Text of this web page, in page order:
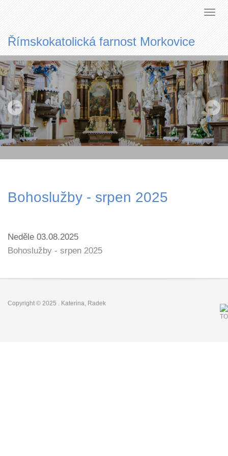
Římskokatolická farnost Morkovice
Bohoslužby - srpen 2025
Neděle 03.08.2025
Bohoslužby - srpen 2025
Copyright © 2025 . Katerina, Radek